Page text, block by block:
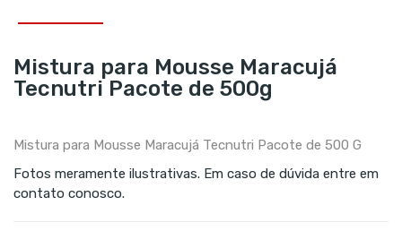
Mistura para Mousse Maracujá
Tecnutri Pacote de 500g
Mistura para Mousse Maracujá Tecnutri Pacote de 500 G
Fotos meramente ilustrativas. Em caso de dúvida entre em
contato conosco.